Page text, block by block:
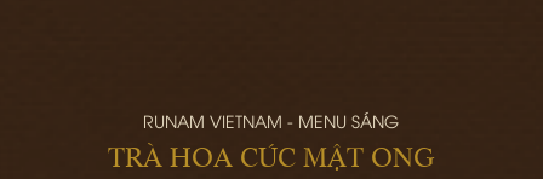
RUNAM VIETNAM - MENU SÁNG
TRÀ HOA CÚC MẬT ONG